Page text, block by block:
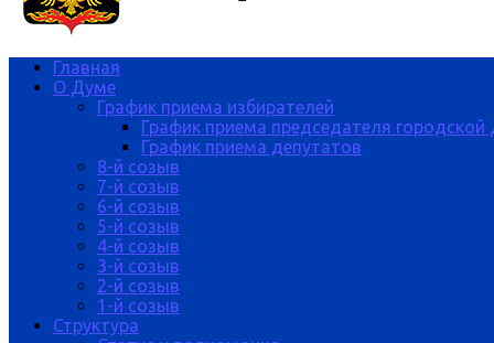
Главная
О Думе
График приема избирателей
График приема председателя
График приема депутатов
8-й созыв
7-й созыв
6-й созыв
5-й созыв
4-й созыв
3-й созыв
2-й созыв
1-й созыв
Структура